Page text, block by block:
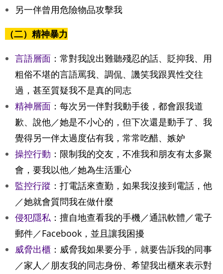
另一伴曾用危險物品攻擊我
（二）精神暴力
言語層面 ：常對我說出難聽殘忍的話、貶抑我、用
粗俗不堪的言語罵我、調侃、譏笑我跟異性交往
過，甚至質疑我不是真的同志
精神層面 ：每次另一伴對我動手後，都會跟我道
歉、說他／她是不小心的，但下次還是動手了、我
覺得另一伴太過度佔有我，常常吃醋、嫉妒
操控行動 ：限制我的交友，不准我和朋友有太多聚
會，要我以他／她為生活重心
監控行蹤 ：打電話來查勤，如果我沒接到電話，他
／她就會質問我在做什麼
侵犯隱私 ：擅自地查看我的手機／通訊軟體／電子
郵件／Facebook，並且讓我困擾
威脅出櫃 ：威脅我如果要分手，就要告訴我的同事
／家人／朋友我的同志身份、希望我出櫃來表示對